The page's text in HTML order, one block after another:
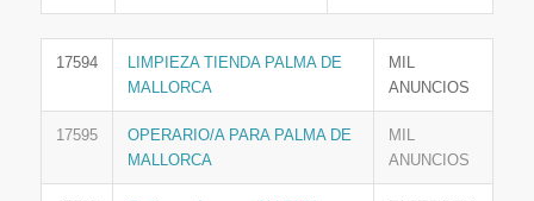
17594
LIMPIEZA TIENDA PALMA DE
MALLORCA
MIL
ANUNCIOS
17595
OPERARIO/A PARA PALMA DE
MALLORCA
MIL
ANUNCIOS